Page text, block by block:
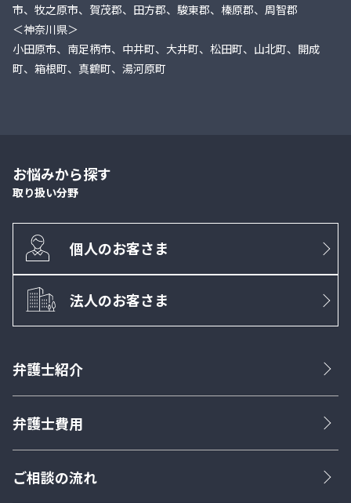
市、牧之原市、賀茂郡、田方郡、駿東郡、榛原郡、周智郡
＜神奈川県＞
小田原市、南足柄市、中井町、大井町、松田町、山北町、開成
町、箱根町、真鶴町、湯河原町
お悩みから探す
取り扱い分野
個人のお客さま
法人のお客さま
弁護士紹介
弁護士費用
ご相談の流れ